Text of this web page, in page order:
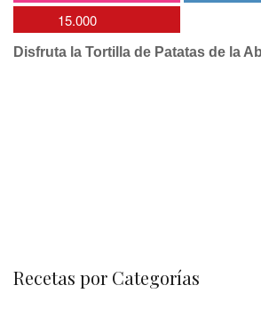
15.000
Disfruta la Tortilla de Patatas de la
Recetas por Categorías